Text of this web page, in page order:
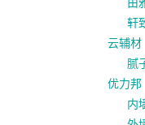
轩
云辅材
腻
优力邦
内